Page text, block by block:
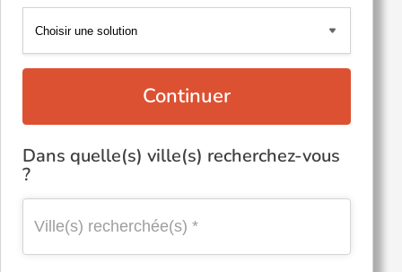
Continuer
Dans quelle(s) ville(s) recherchez-vous
?